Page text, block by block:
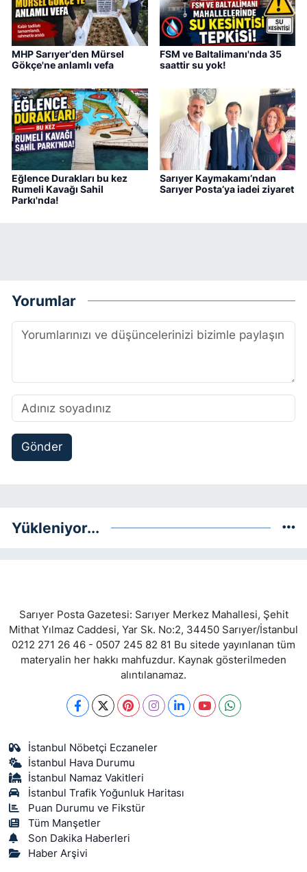
MHP Sarıyer'den Mürsel
Gökçe'ne anlamlı vefa
FSM ve Baltalimanı'nda 35
saattir su yok!
Eğlence Durakları bu kez
Rumeli Kavağı Sahil
Parkı'nda!
Sarıyer Kaymakamı’ndan
Sarıyer Posta’ya iadei ziyaret
Yorumlar
Gönder
Yükleniyor...
Sarıyer Posta Gazetesi: Sarıyer Merkez Mahallesi, Şehit
Mithat Yılmaz Caddesi, Yar Sk. No:2, 34450 Sarıyer/İstanbul
0212 271 26 46 - 0507 245 82 81 Bu sitede yayınlanan tüm
materyalin her hakkı mahfuzdur. Kaynak gösterilmeden
alıntılanamaz.
İstanbul Nöbetçi Eczaneler
İstanbul Hava Durumu
İstanbul Namaz Vakitleri
İstanbul Trafik Yoğunluk Haritası
Puan Durumu ve Fikstür
Tüm Manşetler
Son Dakika Haberleri
Haber Arşivi